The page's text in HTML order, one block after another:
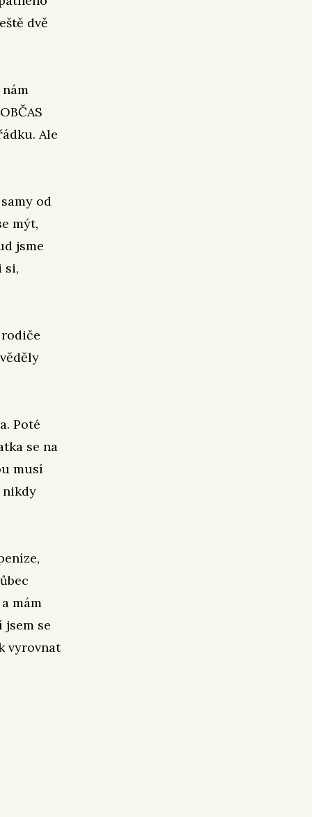
dvě
Ale
od
mýt,
jsme
si,
Poté
se na
musí
nikdy
mám
jsem se
vyrovnat